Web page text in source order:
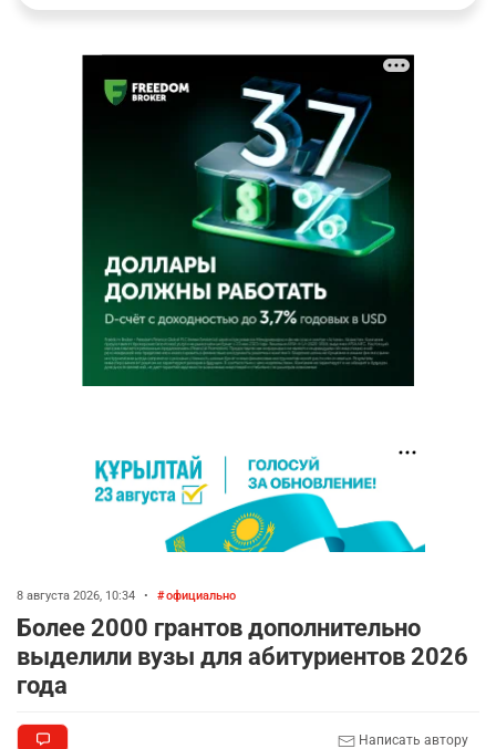
8 августа 2026, 10:34 • официально
Более 2000 грантов дополнительно
выделили вузы для абитуриентов 2026
года
Написать автору